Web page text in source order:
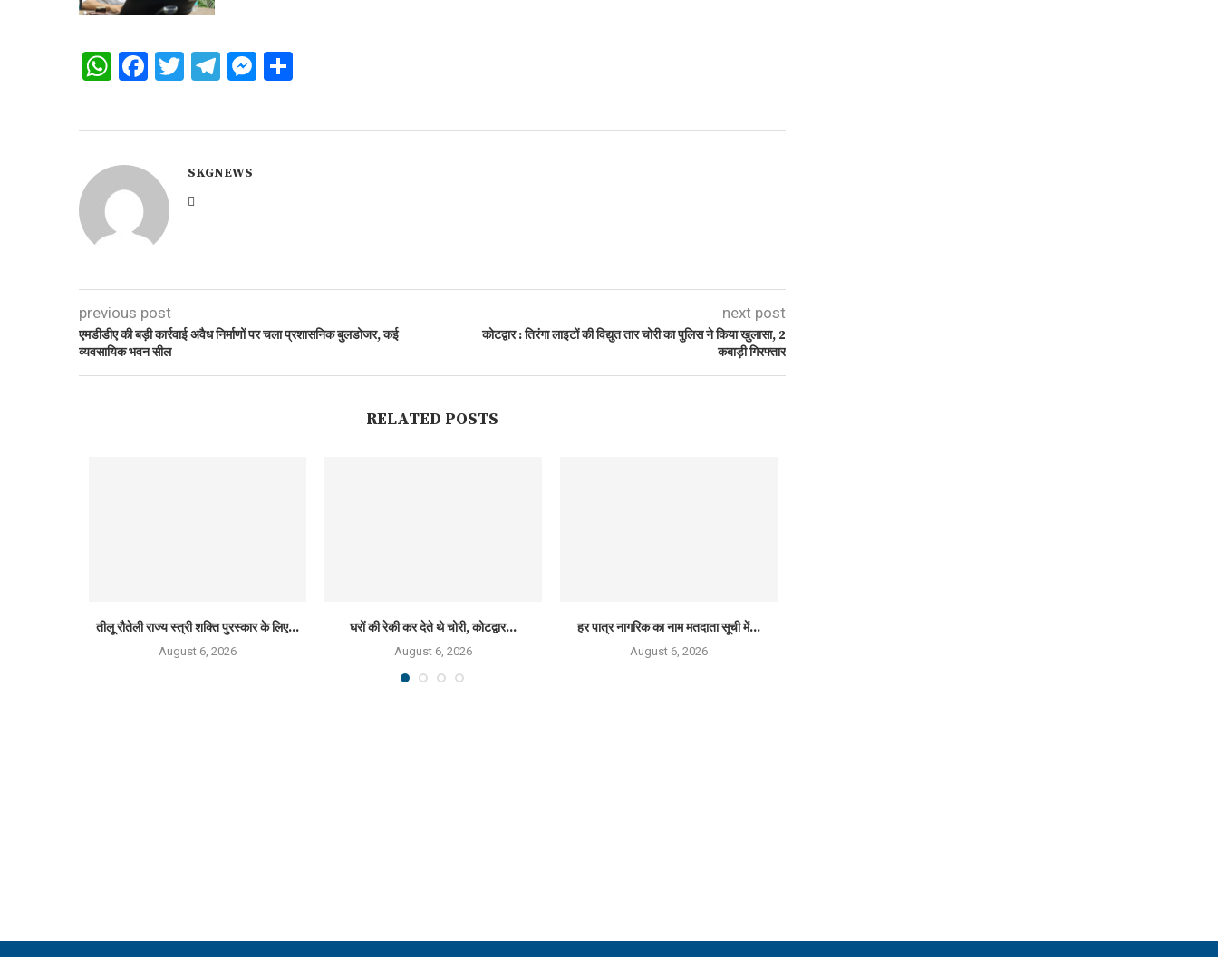
WhatsApp
Facebook
Twitter
Telegram
Messenger
SKGNEWS
previous post
एमडीडीए की बड़ी कार्रवाई अवैध निर्माणों पर चला प्रशासनिक बुलडोजर, कई
व्यवसायिक भवन सील
next post
कोटद्वार : तिरंगा लाइटों की विद्युत तार चोरी का पुलिस ने किया खुलासा, 2
कबाड़ी गिरफ्तार
RELATED POSTS
तीलू रौतेली राज्य स्त्री शक्ति पुरस्कार के लिए...
August 6, 2026
घरों की रेकी कर देते थे चोरी, कोटद्वार...
August 6, 2026
हर पात्र नागरिक का नाम मतदाता सूची में...
August 6, 2026